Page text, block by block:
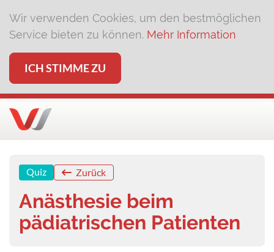
Wir verwenden Cookies, um den bestmöglichen
Service bieten zu können. Mehr Information
ICH STIMME ZU
Quiz Zurück
Anästhesie beim
pädiatrischen Patienten